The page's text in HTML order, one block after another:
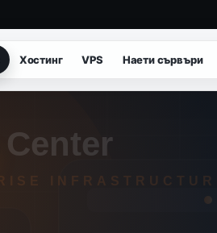
Хостинг VPS Наети сървъри